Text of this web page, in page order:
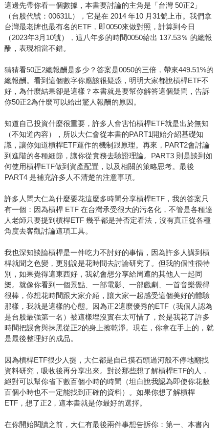
這邊先帶你看一個數據，本書要討論的主角是「台灣 50正2」
（台股代號：00631L），它是在 2014 年10 月31號上市。我們拿
台灣最老牌也最有名的ETF，即0050來做對照，計算到今日
（2023年3月10號），這八年多的時間0050給出 137.53％ 的總報
酬，表現相當不錯。
猜猜看50正2總報酬是多少？答案是0050的三倍，帶來449.51%的
總報酬。看到這個數字你應該很疑惑，明明大家都說槓桿ETF不
好，為什麼結果卻是這樣？本書就是要幫你解答這個疑問，告訴
你50正2為什麼可以給出驚人報酬的原因。
知道自己投資什麼很重要，許多人會害怕槓桿ETF就是出於無知
（不知道內容），所以大仁會從本書的PART1開始介紹基礎知
識，讓你知道槓桿ETF運作的機制跟原理。再來，PART2會討論
到進階的各種細節，讓你從實務去驗證理論。PART3 則是談到如
何使用槓桿ETF做到資產配置，以及相關的策略思考。最後
PART4 是補充許多人不清楚的注意事項。
許多人問大仁為什麼要花這麼多時間分享槓桿ETF，我的答案只
有一個：因為槓桿 ETF 在台灣承受很大的污名化，不管是各種達
人老師只要提到槓桿ETF 幾乎都是持否定看法，沒有真正從各種
角度去客觀討論這項工具。
我也深知談論槓桿是一件吃力不討好的事情，因為許多人講到槓
桿就聞之色變，更別說是花時間去討論研究了。但我的個性很特
別，如果覺得這東西好，我就會想分享給周遭的其他人一起同
樂。就像你看到一個景點、一部電影、一部戲劇、一首音樂覺得
很棒，你想花時間跟大家介紹，讓大家一起感受這個美好的體驗
那樣，我就是這樣的心態。因為正2這麼優秀的ETF（我個人認為
是台股最強第一名）被這樣埋沒實在太可惜了，於是我花了許多
時間把誤會與抹黑從正2的身上擦乾淨。現在，你拿在手上的，就
是最後整理好的成品。
因為槓桿ETF很少人提，大仁都是自己摸石頭過河般不停地翻找
資料研究，吸收後再分享出來。對於那些想了解槓桿ETF的人，
絕對可以幫你省下數百個小時的時間（坦白說我認為即使你花數
百個小時也不一定能找到正確的資料）。如果你想了解槓桿
ETF，想了正2，這本書就是你最好的選擇。
在你開始閱讀之前，大仁有最後兩件事想告訴你：第一、本書內